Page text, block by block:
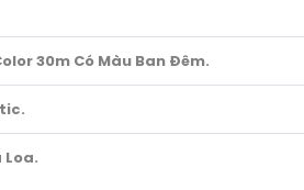
30m Có Màu Ban Ðêm.
Loa.